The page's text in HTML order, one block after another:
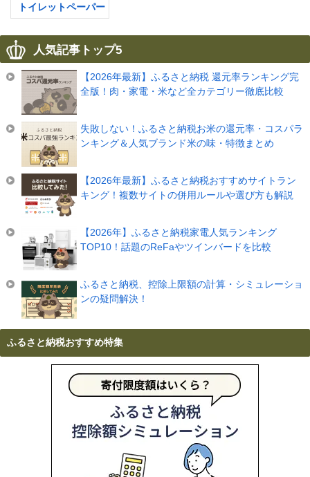
トイレットペーパー
人気記事トップ5
【2026年最新】ふるさと納税 還元率ランキング完
全版！肉・家電・米など全カテゴリー徹底比較
失敗しない！ふるさと納税お米の還元率・コスパラ
ンキング＆人気ブランド米の味・特徴まとめ
【2026年最新】ふるさと納税おすすめサイトラン
キング！複数サイトの併用ルールや選び方も解説
【2026年】ふるさと納税家電人気ランキング
TOP10！話題のReFaやツインバードを比較
ふるさと納税、控除上限額の計算・シミュレーショ
ンの疑問解決！
ふるさと納税おすすめ特集